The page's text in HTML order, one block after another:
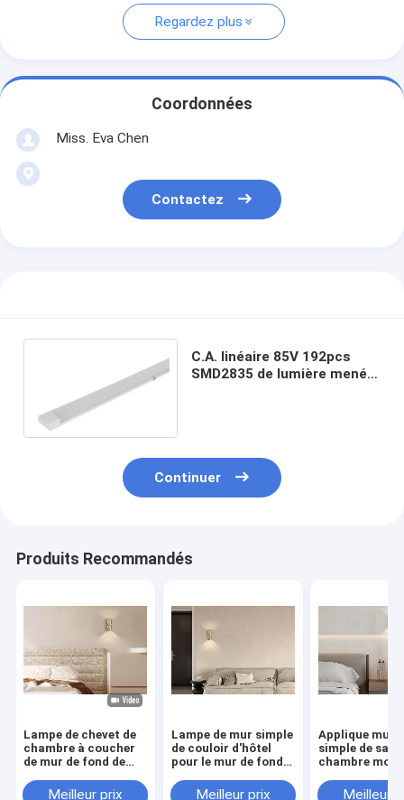
Regardez plus
Coordonnées
Miss. Eva Chen
Contactez
C.A. linéaire 85V 192pcs
SMD2835 de lumière mené
Continuer
Produits Recommandés
Lampe de chevet de
chambre à coucher
de mur de fond de
d'hôtelMeilleur prix
Lampe de mur simple
de couloir d'hôtel
pour le mur de fond
Meilleur prix
Applique
simple de
chambre
Meilleur